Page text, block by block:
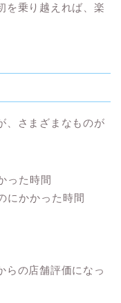
を乗り越えれば、楽
、さまざまなものが
った時間
にかかった時間
らの店舗評価になっ